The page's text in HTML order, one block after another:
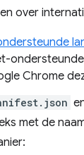
over
Chrome
met de